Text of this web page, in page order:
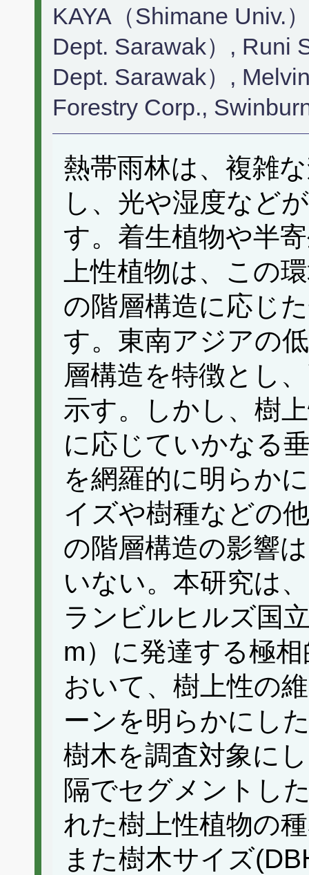
KAYA（Shimane Univ.
Dept. Sarawak）, Runi
Dept. Sarawak）,
Forestry Corp.,
熱帯雨林は、複雑
し、光や湿度など
す。着生植物や半
上性植物は、この
の階層構造に応じ
す。東南アジアの
層構造を特徴とし
示す。しかし、樹
に応じていかなる
を網羅的に明らか
イズや樹種などの
の階層構造の影響
いない。本研究は
ランビルヒルズ国
m）に発達する極
おいて、樹上性の
ーンを明らかにし
樹木を調査対象に
隔でセグメントし
れた樹上性植物の
また樹木サイズ